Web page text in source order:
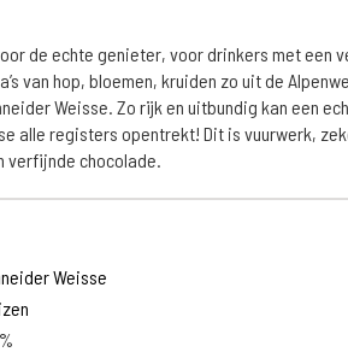
de echte genieter, voor drinkers met een
van hop, bloemen, kruiden zo uit de
Weisse. Zo rijk en uitbundig kan een
alle registers opentrekt! Dit is vuurwerk,
verfijnde chocolade.
Weisse